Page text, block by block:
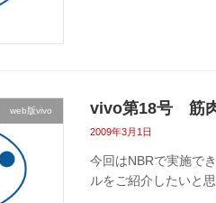
web版vivo vivo第18号 筋肉
2009年3月1日
今回はNBRで実施で
ルをご紹介したいと思